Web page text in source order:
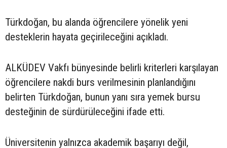
Türkdoğan, bu alanda öğrencilere yönelik yeni
desteklerin hayata geçirileceğini açıkladı.
ALKÜDEV Vakfı bünyesinde belirli kriterleri karşılayan
öğrencilere nakdi burs verilmesinin planlandığını
belirten Türkdoğan, bunun yanı sıra yemek bursu
desteğinin de sürdürüleceğini ifade etti.
Üniversitenin yalnızca akademik başarıyı değil,